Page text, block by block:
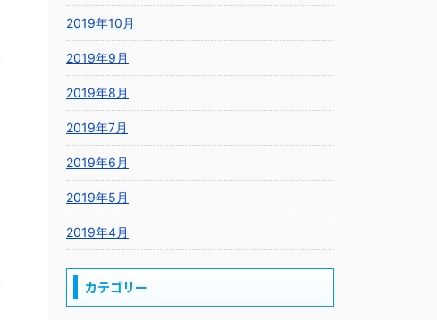
2019年10月
2019年9月
2019年8月
2019年7月
2019年6月
2019年5月
2019年4月
カテゴリー